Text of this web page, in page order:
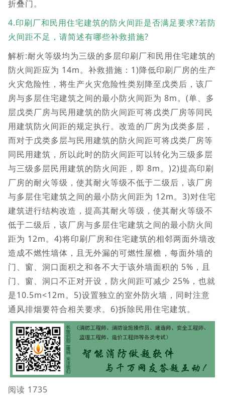
折叠门。
4.印刷厂和民用住宅建筑的防火间距是否满足要求?若防
火间距不足，请简述有哪些补救措施?
解析:耐火等级均为三级的多层印刷厂和民用住宅建筑的
防火间距应为 14m。补救措施：1)降低印刷厂房的生产
火灾危险性，将生产火灾危险性类别降至戊类后，该厂
房与多层住宅建筑之间的最小防火间距为 8m。(单、多
层戊类厂房与民用建筑的防火间距可将戊类厂房等同民
用建筑防火间距的规定执行。改造的厂房为戊类多层，
而对于戊类多层与民用建筑的防火间距可将戊类厂房等
同民用建筑，所以此时的防火间距可以转化为三级多层
与三级多层民用建筑的防火间距，即 8m。)2)提高印刷
厂房的耐火等级，使其耐火等级不低于二级后，该厂房
与多层住宅建筑之间的最小防火间距为 12m。3)对住宅
建筑进行结构改造，提高其耐火等级，使其耐火等级不
低于二级后，该厂房与多层住宅建筑之间的最小防火间
距为 12m。4)将印刷厂房和住宅建筑的相邻两面外墙改
造成不燃性墙体，且无外漏的可燃性屋檐，每面外墙的
门、窗、洞口面积之和各不大于该外墙面积的 5%，且
门、窗、洞口不正对开设，防火间距可减少 25%，也就
是10.5m<12m。5)设置独立的室外防火墙，同时注意
通风排烟要符合相关要求。6)拆除民用住宅建筑。
阅读 1735